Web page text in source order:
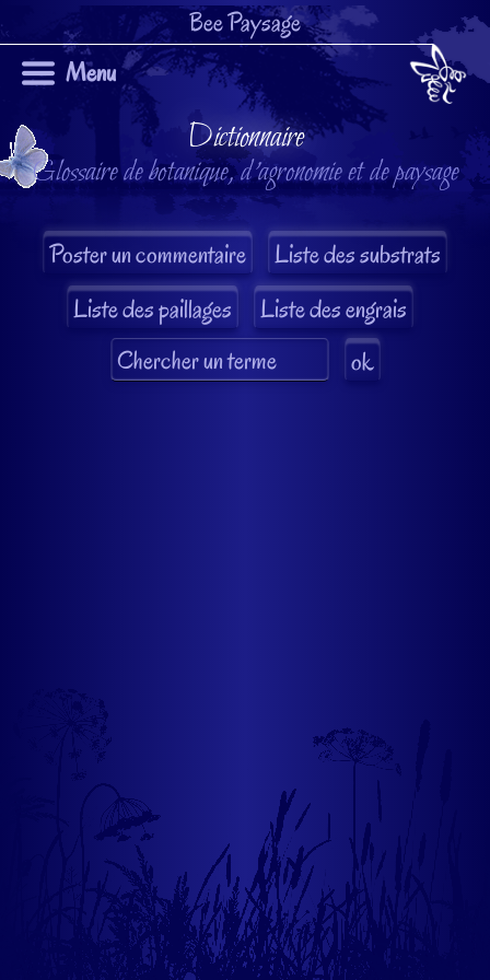
Bee Paysage
Menu
Dictionnaire
Glossaire de botanique, d'agronomie et de paysage
Liste des substrats
Liste des paillages
Liste des engrais